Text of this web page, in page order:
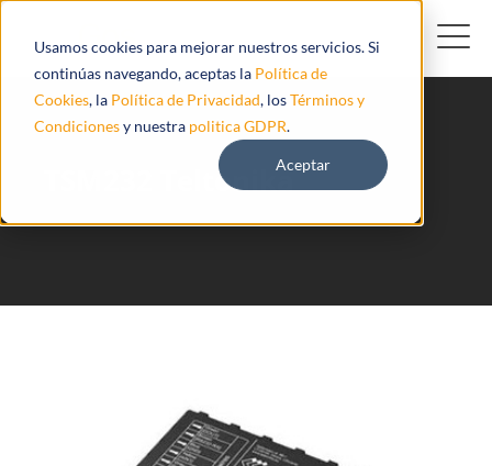
Usamos cookies para mejorar nuestros servicios. Si
continúas navegando, aceptas la Política de
Cookies, la Política de Privacidad, losTérminos y
Condicionesy nuestra politica GDPR.
Aceptar
TSM232 Teltonika